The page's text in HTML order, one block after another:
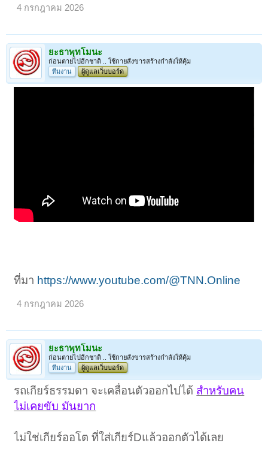
4 กรกฎาคม 2026
ยะธาพุทโมนะ
ก่อนตายไปอีกชาติ .. ใช้กายสังขารสร้างกำลังให้คุ้ม
ทีมงาน
ผู้ดูแลเว็บบอร์ด
ที่มา https://www.youtube.com/@TNN.Online
4 กรกฎาคม 2026
ยะธาพุทโมนะ
ก่อนตายไปอีกชาติ .. ใช้กายสังขารสร้างกำลังให้คุ้ม
ทีมงาน
ผู้ดูแลเว็บบอร์ด
รถเกียร์ธรรมดา จะเคลื่อนตัวออกไปได้ สำหรับคน
ไม่เคยขับ มันยาก
ไม่ใช่เกียร์ออโต ที่ใส่เกียร์Dแล้วออกตัวได้เลย